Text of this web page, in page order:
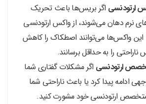
ارتودنسی اگر بریس‌ها باعث تحریک
نرم دهان می‌شوند، از واکس ارتودنسی
این واکس‌ها می‌توانند اصطکاک را کاهش
را به حداقل برسانند.
ارتودنسی اگر مشکلات گفتاری شما
ادامه پیدا کرد یا باعث ناراحتی شما
متخصص ارتودنسی خود مشورت کنید.